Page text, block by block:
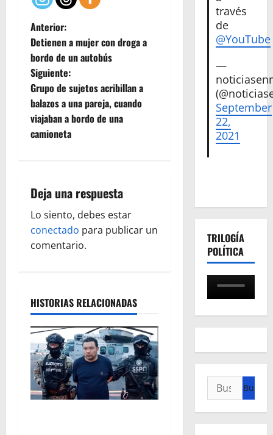
N
a
v
e
g
c
i
ó
e
e
n
t
Anterior:
Detienen a mujer con droga a
bordo de un autobús
Siguiente:
Grupo de sujetos acribillan a
balazos a una pareja, cuando
viajaban a bordo de una
camioneta
Deja una respuesta
Lo siento, debes estar
conectado para publicar un
comentario.
HISTORIAS RELACIONADAS
través
de
@YouTube
—
September
22,
2021
TRILOGÍA
POLÍTICA
Buscar: